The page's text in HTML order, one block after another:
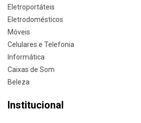
Eletroportáteis
Eletrodomésticos
Móveis
Celulares e Telefonia
Informática
Caixas de Som
Beleza
Institucional